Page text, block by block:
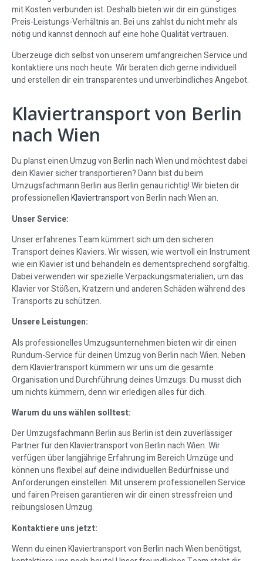
mit Kosten verbunden ist. Deshalb bieten wir dir ein günstiges
Preis-Leistungs-Verhältnis an. Bei uns zahlst du nicht mehr als
nötig und kannst dennoch auf eine hohe Qualität vertrauen.
Überzeuge dich selbst von unserem umfangreichen Service und
kontaktiere uns noch heute. Wir beraten dich gerne individuell
und erstellen dir ein transparentes und unverbindliches Angebot.
Klaviertransport von Berlin
nach Wien
Du planst einen Umzug von Berlin nach Wien und möchtest dabei
dein Klavier sicher transportieren? Dann bist du beim
Umzugsfachmann Berlin aus Berlin genau richtig! Wir bieten dir
professionellenKlaviertransportvon Berlin nach Wien an.
Unser Service:
Unser erfahrenes Team kümmert sich um den sicheren
Transport deines Klaviers. Wir wissen, wie wertvoll ein Instrument
wie ein Klavier ist und behandeln es dementsprechend sorgfältig.
Dabei verwenden wir spezielle Verpackungsmaterialien, um das
Klavier vor Stößen, Kratzern und anderen Schäden während des
Transports zu schützen.
Unsere Leistungen:
Als professionelles Umzugsunternehmen bieten wir dir einen
Rundum-Service für deinen Umzug von Berlin nach Wien. Neben
dem Klaviertransport kümmern wir uns um die gesamte
Organisation und Durchführung deines Umzugs. Du musst dich
um nichts kümmern, denn wir erledigen alles für dich.
Warum du uns wählen solltest:
Der Umzugsfachmann Berlin aus Berlin ist dein zuverlässiger
Partner für den Klaviertransport von Berlin nach Wien. Wir
verfügen über langjährige Erfahrung im Bereich Umzüge und
können uns flexibel auf deine individuellen Bedürfnisse und
Anforderungen einstellen. Mit unserem professionellen Service
und fairen Preisen garantieren wir dir einen stressfreien und
reibungslosen Umzug.
Kontaktiere uns jetzt:
Wenn du einen Klaviertransport von Berlin nach Wien benötigst,